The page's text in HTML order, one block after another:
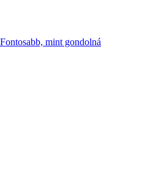
mint gondolná